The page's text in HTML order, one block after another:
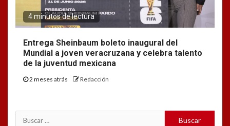
4 minutos de lectura
Entrega Sheinbaum boleto inaugural del
Mundial a joven veracruzana y celebra talento
de la juventud mexicana
2 meses atrás Redacción
Buscar: